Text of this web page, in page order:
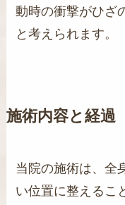
動時の衝撃がひざ
と考えられます。
施術内容と経過
当院の施術は、全
い位置に整えるこ